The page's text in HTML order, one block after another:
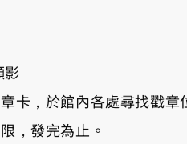
卡，於館內各處尋找戳
，發完為止。